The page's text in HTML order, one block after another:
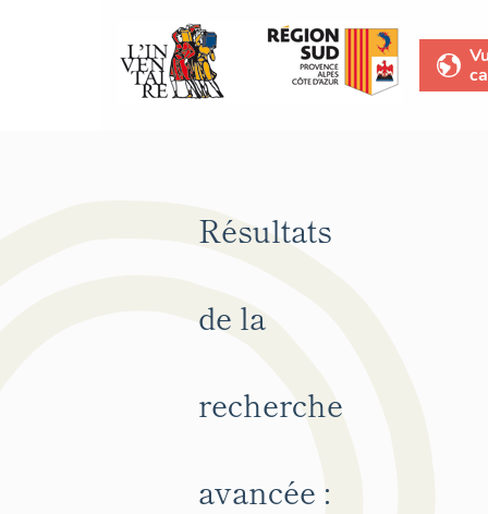
Résultats
de la
recherche
avancée :